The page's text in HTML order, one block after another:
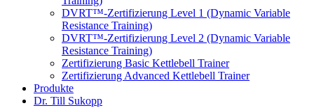
DVRT™-Zertifizierung Level 1 (Dynamic Variable
Resistance Training)
DVRT™-Zertifizierung Level 2 (Dynamic Variable
Resistance Training)
Zertifizierung Basic Kettlebell Trainer
Zertifizierung Advanced Kettlebell Trainer
Produkte
Dr. Till Sukopp